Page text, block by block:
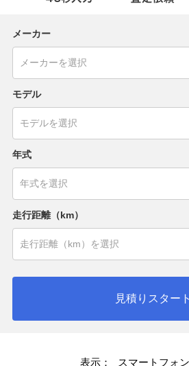
メーカー
モデル
年式
走行距離（km）
見積りスタート
表示： スマートフォン